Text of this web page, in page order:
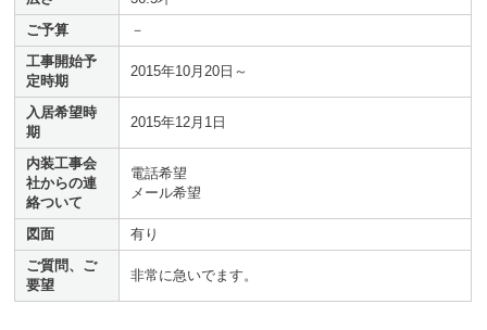
ご予算
－
工事開始予
定時期
2015年10月20日～
入居希望時
期
2015年12月1日
内装工事会
社からの連
絡ついて
電話希望
メール希望
図面
有り
ご質問、ご
要望
非常に急いでます。